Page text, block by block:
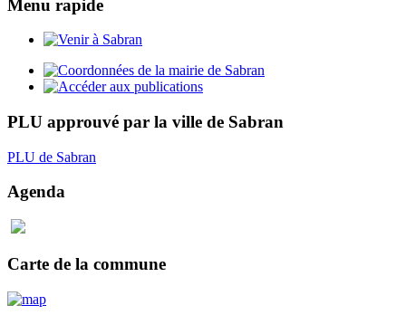
Menu rapide
PLU approuvé par la ville de Sabran
PLU de Sabran
Agenda
Carte de la commune